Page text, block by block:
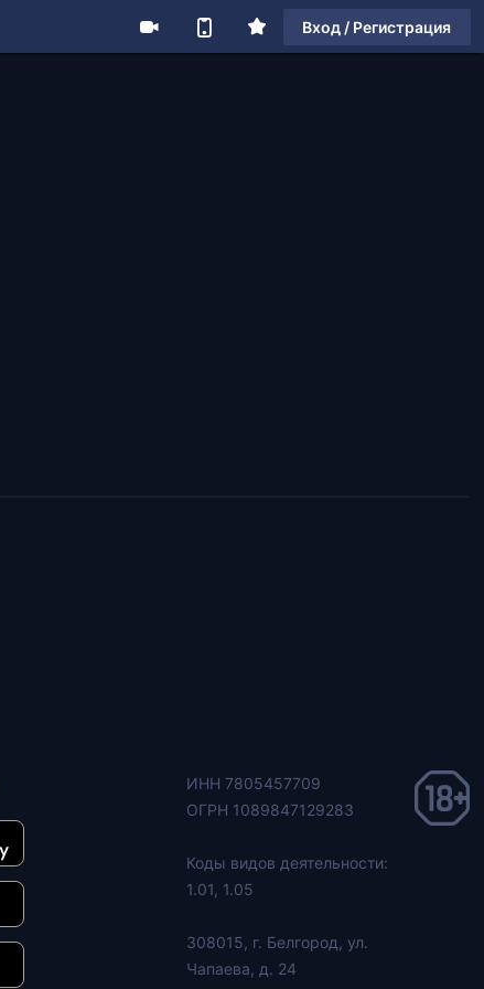
Вход / Регистрация
ИНН 7805457709
ОГРН 1089847129283
Коды видов деятельности:
1.01, 1.05
308015, г. Белгород, ул.
Чапаева, д. 24